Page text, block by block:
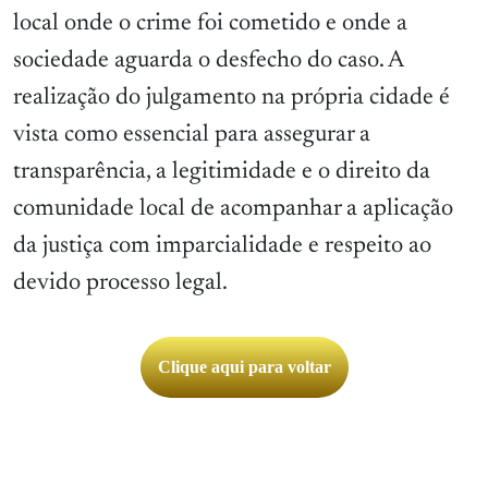
local onde o crime foi cometido e onde a
sociedade aguarda o desfecho do caso. A
realização do julgamento na própria cidade é
vista como essencial para assegurar a
transparência, a legitimidade e o direito da
comunidade local de acompanhar a aplicação
da justiça com imparcialidade e respeito ao
devido processo legal.
Clique aqui para voltar